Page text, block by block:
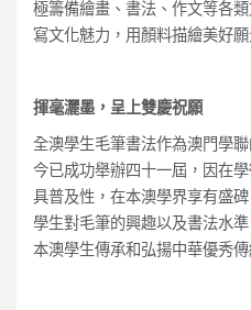
極籌備繪畫、書法、作文等各
寫文化魅力，用顏料描繪美好願
揮毫灑墨，呈上雙慶祝願
全澳學生毛筆書法作為澳門學
今已成功舉辦四十一屆，因在
具普及性，在本澳學界享有盛
學生對毛筆的興趣以及書法水
本澳學生傳承和弘揚中華優秀